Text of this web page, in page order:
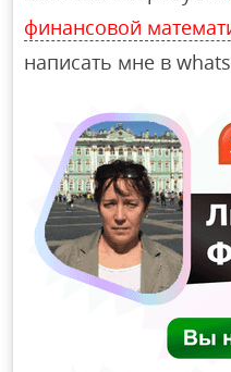
финансовой
написать мне в